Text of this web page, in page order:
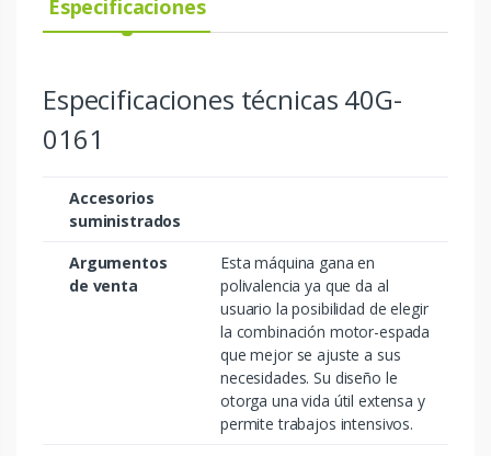
Especificaciones
Especificaciones técnicas 40G-
0161
Accesorios
suministrados
Argumentos
de venta
Esta máquina gana en
polivalencia ya que da al
usuario la posibilidad de elegir
la combinación motor-espada
que mejor se ajuste a sus
necesidades. Su diseño le
otorga una vida útil extensa y
permite trabajos intensivos.